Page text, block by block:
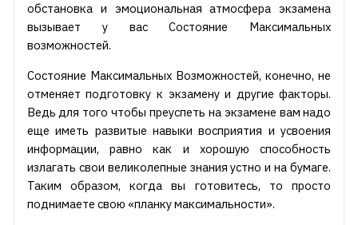
обстановка и эмоциональная атмосфера экзамена
вызывает у вас Состояние Максимальных
возможностей.
Состояние Максимальных Возможностей, конечно, не
отменяет подготовку к экзамену и другие факторы.
Ведь для того чтобы преуспеть на экзамене вам надо
еще иметь развитые навыки восприятия и усвоения
информации, равно как и хорошую способность
излагать свои великолепные знания устно и на бумаге.
Таким образом, когда вы готовитесь, то просто
поднимаете свою «планку максимальности».